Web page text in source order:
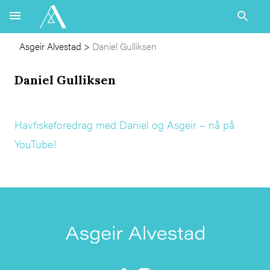
Asgeir Alvestad > Daniel Gulliksen
Daniel Gulliksen
Havfiskeforedrag med Daniel og Asgeir – nå på
YouTube!